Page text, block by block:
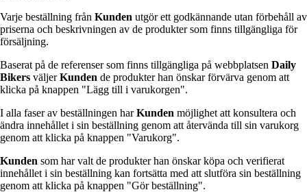
Varje beställning från Kunden utgör ett godkännande utan förbehåll av
priserna och beskrivningen av de produkter som finns tillgängliga för
försäljning.
Baserat på de referenser som finns tillgängliga på webbplatsen Daily
Bikers väljerKunden de produkter han önskar förvärva genom att
klicka på knappen "Lägg till i varukorgen".
I alla faser av beställningen harKunden möjlighet att konsultera och
ändra innehållet i sin beställning genom att återvända till sin varukorg
genom att klicka på knappen "Varukorg".
Kunden som har valt de produkter han önskar köpa och verifierat
innehållet i sin beställning kan fortsätta med att slutföra sin beställning
genom att klicka på knappen "Gör beställning".